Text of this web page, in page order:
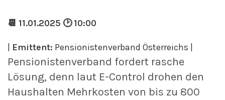
📆 11.01.2025 🕑 10:00
Emittent: Pensionistenverband Österreichs |
Pensionistenverband fordert rasche
Lösung, denn laut E-Control drohen den
Haushalten Mehrkosten von bis zu 800